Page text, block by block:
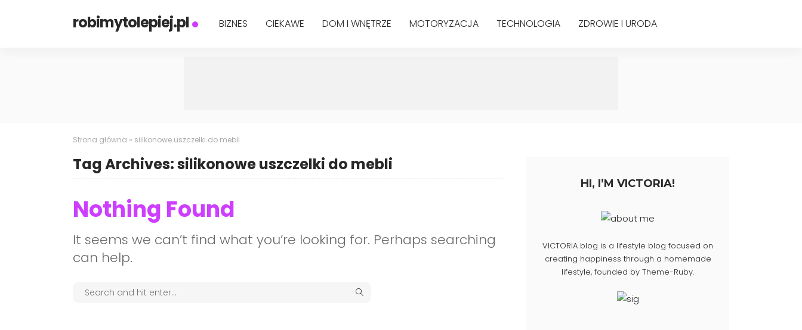
robimytolepiej.pl BIZNES CIEKAWE DOM I WNĘTRZE MOTORYZACJA TECHNOLOGIA ZDROWIE I URODA
Strona główna » silikonowe uszczelki do mebli
Tag Archives: silikonowe uszczelki do mebli
Nothing Found
It seems we can’t find what you’re looking for. Perhaps searching
can help.
HI, I’M VICTORIA!
VICTORIA blog is a lifestyle blog focused on
creating happiness through a homemade
lifestyle, founded by Theme-Ruby.